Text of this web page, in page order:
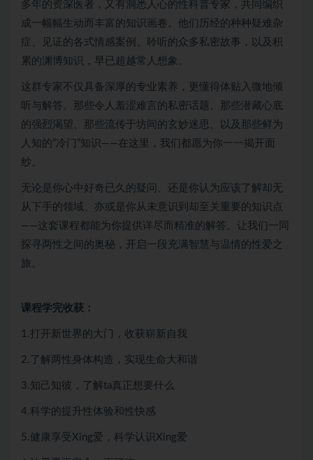
多年的资深医者，又有洞悉人心的性科普专家，共同编织
成一幅幅生动而丰富的知识画卷。他们历经的种种疑难杂
症、见证的各式情感案例、聆听的众多私密故事，以及积
累的渊博知识，早已超越常人想象。
这群专家不仅具备深厚的专业素养，更懂得体贴入微地倾
听与解答。那些令人羞涩难言的私密话题、那些潜藏心底
的强烈渴望、那些流传于坊间的玄妙迷思、以及那些鲜为
人知的“冷门”知识——在这里，我们都愿为你一一揭开面
纱。
无论是你心中好奇已久的疑问、还是你认为应该了解却无
从下手的领域、亦或是你从未意识到却至关重要的知识点
——这套课程都能为你提供详尽而精准的解答。让我们一同
探寻两性之间的奥秘，开启一段充满智慧与温情的性爱之
旅。
课程学完收获：
1.打开新世界的大门，收获崭新自我
2.了解两性身体构造，实现生命大和谐
3.知己知彼，了解ta真正想要什么
4.科学的提升性体验和性快感
5.健康享受Xing爱，科学认识Xing爱